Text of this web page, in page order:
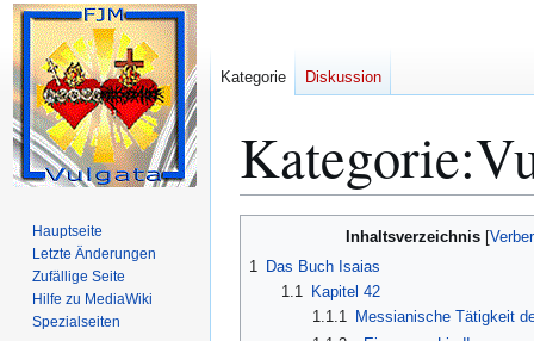
Kategorie:
Inhaltsverzeichnis
1 Das Buch Isaias
1.1
Kapitel 42
1.1.1 Messianische Tätigkeit
Kategorie Diskussion
Hauptseite
Letzte Änderungen
Zufällige Seite
Hilfe zu MediaWiki
Spezialseiten